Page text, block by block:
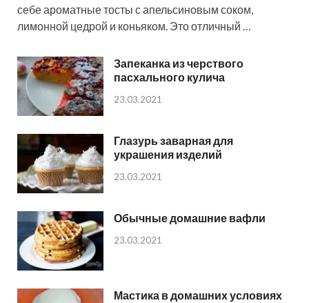
себе ароматные тосты с апельсиновым соком,
лимонной цедрой и коньяком. Это отличный …
Запеканка из черствого
пасхального кулича
23.03.2021
Глазурь заварная для
украшения изделий
23.03.2021
Обычные домашние вафли
23.03.2021
Мастика в домашних условиях